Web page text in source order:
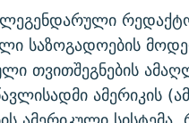
საზოგადოების
თვითშეგნების
ამერიკის